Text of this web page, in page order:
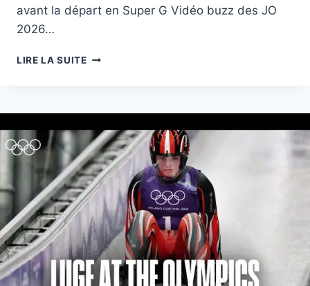
avant la départ en Super G Vidéo buzz des JO
2026…
LIRE LA SUITEVIDÉO
2026:
CRI
DE
GUERRE
DE
SARAH
SCHLEPER